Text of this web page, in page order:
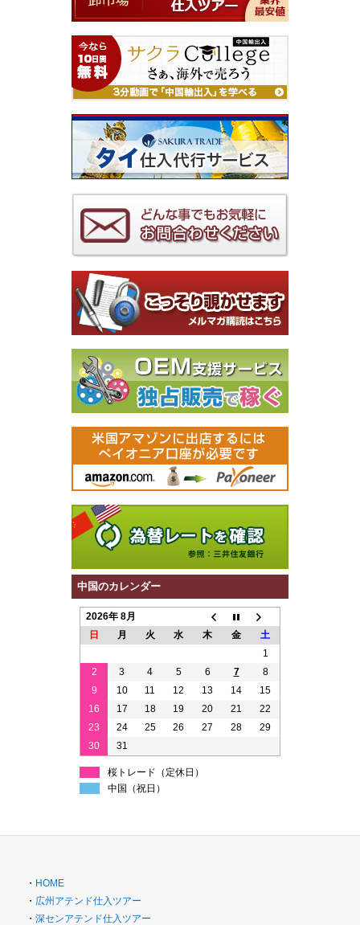
中国のカレンダー
2026年 8月
日
月 火 水 木 金
土
1
2
3 4 5 6 7
8
9
10 11 12 13 14
15
16
17 18 19 20 21
22
23
24 25 26 27 28
29
30
31
桜トレード（定休日）
中国（祝日）
・ HOME
・ 広州アテンド仕入ツアー
・ 深センアテンド仕入ツアー